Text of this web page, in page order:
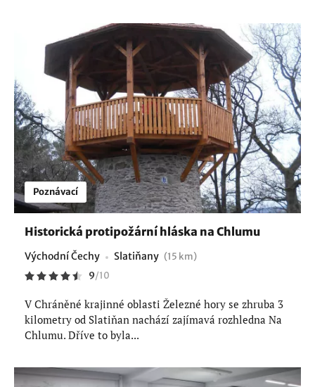
Poznávací
Historická protipožární hláska na Chlumu
Východní Čechy Slatiňany (15 km)
9/10
V Chráněné krajinné oblasti Železné hory se zhruba 3
kilometry od Slatiňan nachází zajímavá rozhledna Na
Chlumu. Dříve to byla...